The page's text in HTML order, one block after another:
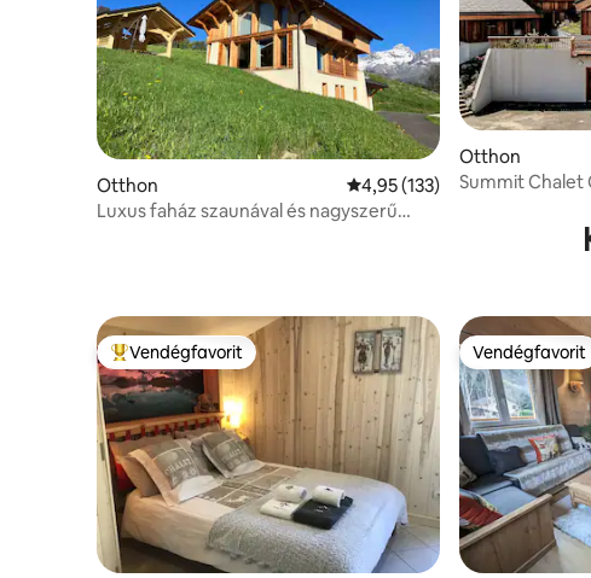
Otthon Átlagos értékelés: 5/4,95,
4,95 (133)
Luxus faház szaunával és nagyszerű
Otthon
Summit Chalet
Kiemelt vendégfavorit
Vendégfavorit Vendégfavorit
Vendégfavorit